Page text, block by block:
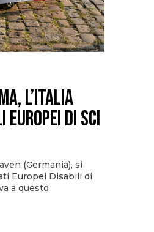
l’Italia
di Sci
(Germania), si
Europei Disabili di
a questo